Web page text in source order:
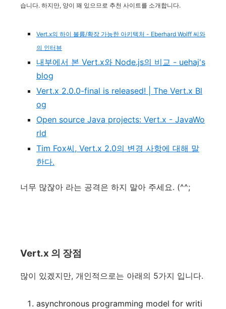
습니다. 하지만, 양이 꽤 있으므로 추천 사이트를 소개합니다.
Vert.x의 하이 볼륨/확장 가능한 아키텍처 - Eberhard Wolff 씨와
의 인터뷰
내부에서 본 Vert.x와 Node.js의 비교 - uehaj's
blog
Vert.x 2.0.0-final is released! | The Vert.x Bl
og
Open source Java projects: Vert.x - JavaWo
rld
Tim Fox씨, Vert.x 2.0의 변경 사항에 대해 말
한다.
너무 많잖아 라는 공격은 하지 말아 주세요. (^^;
Vert.x 의 장점
많이 있겠지만, 개인적으로는 아래의 5가지 입니다.
asynchronous programming model for writi